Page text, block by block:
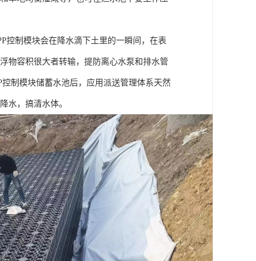
控制模块会在降水滴下土里的一瞬间，在表
物容积很大者转输，提防离心水泵和排水管
制模块储蓄水池后，应用派送管理体系天然
水，搞清水体。